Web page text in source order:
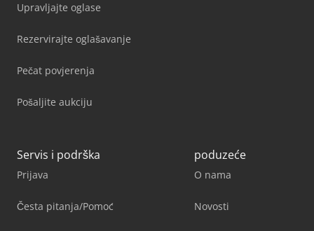
Upravljajte oglase
Rezervirajte oglašavanje
Pečat povjerenja
Pošaljite aukciju
Servis i podrška
Prijava
Česta pitanja/Pomoć
poduzeće
O nama
Novosti